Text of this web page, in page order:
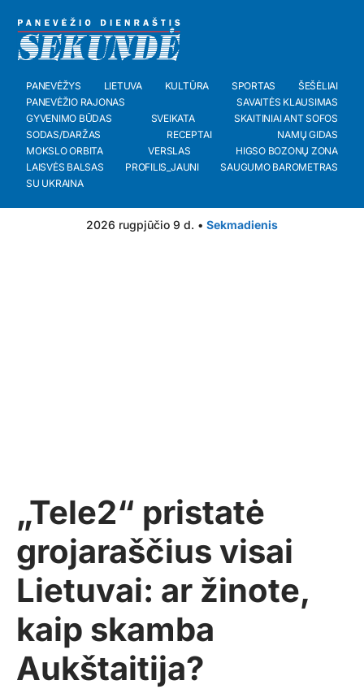
PANEVĖŽYS LIETUVA KULTŪRA SPORTAS
ŠEŠĖLIAI
PANEVĖŽIO RAJONAS
SAVAITĖS KLAUSIMAS
GYVENIMO BŪDAS
SVEIKATA
SKAITINIAI ANT SOFOS
SODAS/DARŽAS
RECEPTAI
NAMŲ GIDAS
MOKSLO ORBITA
VERSLAS
HIGSO BOZONŲ ZONA
LAISVĖS BALSAS
PROFILIS_JAUNI
SAUGUMO BAROMETRAS
SU UKRAINA
2026 rugpjūčio 9 d. • Sekmadienis
„Tele2“ pristatė
grojaraščius visai
Lietuvai: ar žinote,
kaip skamba
Aukštaitija?